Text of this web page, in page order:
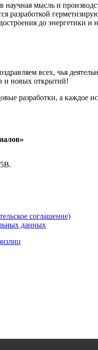
мысль и
разработкой
до энергетики и
всех, чья
и новых открытий!
разработки, а каждое
соглашение)
данных